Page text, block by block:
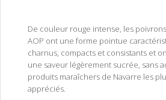
De couleur rouge intense, les
AOP ont une forme pointue
charnus, compacts et consistants et
une saveur légèrement sucrée, sans
produits maraîchers de Navarre les
appréciés.